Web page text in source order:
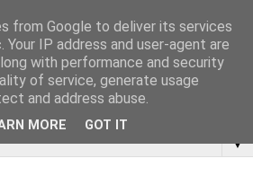
▼
from Google to deliver its services
IP address and user-agent are
with performance and security
of service, generate usage
and address abuse.
MORE GOT IT